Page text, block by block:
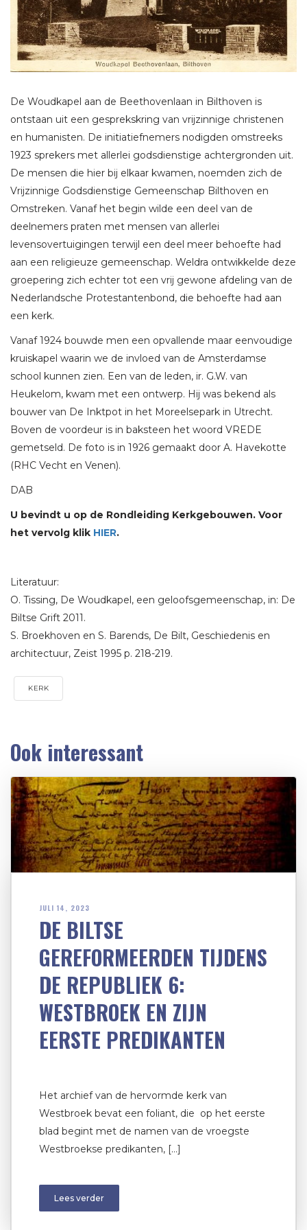
De Woudkapel aan de Beethovenlaan in Bilthoven is
ontstaan uit een gesprekskring van vrijzinnige christenen
en humanisten. De initiatiefnemers nodigden omstreeks
1923 sprekers met allerlei godsdienstige achtergronden uit.
De mensen die hier bij elkaar kwamen, noemden zich de
Vrijzinnige Godsdienstige Gemeenschap Bilthoven en
Omstreken. Vanaf het begin wilde een deel van de
deelnemers praten met mensen van allerlei
levensovertuigingen terwijl een deel meer behoefte had
aan een religieuze gemeenschap. Weldra ontwikkelde deze
groepering zich echter tot een vrij gewone afdeling van de
Nederlandsche Protestantenbond, die behoefte had aan
een kerk.
Vanaf 1924 bouwde men een opvallende maar eenvoudige
kruiskapel waarin we de invloed van de Amsterdamse
school kunnen zien. Een van de leden, ir. G.W. van
Heukelom, kwam met een ontwerp. Hij was bekend als
bouwer van De Inktpot in het Moreelsepark in Utrecht.
Boven de voordeur is in baksteen het woord VREDE
gemetseld. De foto is in 1926 gemaakt door A. Havekotte
(RHC Vecht en Venen).
DAB
U bevindt u op de Rondleiding Kerkgebouwen. Voor
het vervolg klik HIER.
Literatuur:
O. Tissing, De Woudkapel, een geloofsgemeenschap, in: De
Biltse Grift 2011.
S. Broekhoven en S. Barends, De Bilt, Geschiedenis en
architectuur, Zeist 1995 p. 218-219.
KERK
Ook interessant
JULI 14, 2023
DE BILTSE
GEREFORMEERDEN TIJDENS
DE REPUBLIEK 6:
WESTBROEK EN ZIJN
EERSTE PREDIKANTEN
Het archief van de hervormde kerk van
Westbroek bevat een foliant, die op het eerste
blad begint met de namen van de vroegste
Westbroekse predikanten, […]
Lees verder